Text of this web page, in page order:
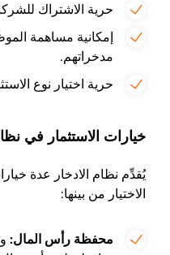
حرية الاشتراك
إمكانية مساهمة
مدخراتهم.
حرية اختيار نوع
خيارات الاستثمار في
يُقدِّم نظام الادخار عدة
الاختيار من بينها:
محفظة رأس المال: